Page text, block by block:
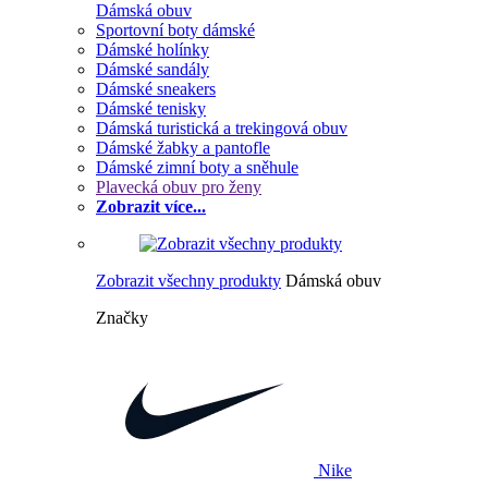
Dámská obuv
Sportovní boty dámské
Dámské holínky
Dámské sandály
Dámské sneakers
Dámské tenisky
Dámská turistická a trekingová obuv
Dámské žabky a pantofle
Dámské zimní boty a sněhule
Plavecká obuv pro ženy
Zobrazit více...
Zobrazit všechny produkty Dámská obuv
Značky
Nike